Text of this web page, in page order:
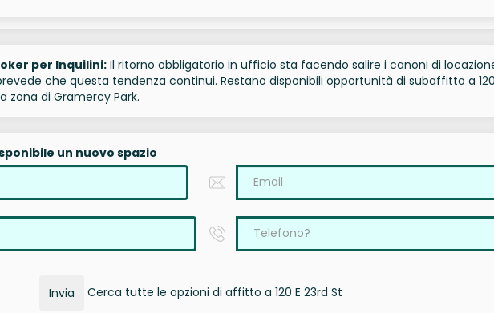
per Inquilini: Il ritorno obbligatorio in ufficio sta facendo salire i canoni di
che questa tendenza continui. Restano disponibili opportunità di subaffitto a
zona di Gramercy Park.
un nuovo spazio
Invia Cerca tutte le opzioni di affitto a 120 E 23rd St